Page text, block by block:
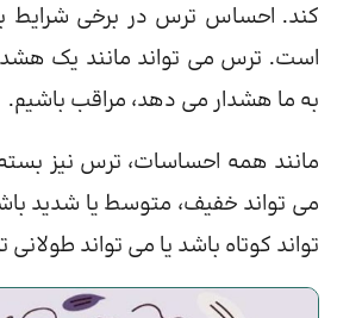
کند. احساس ترس در برخی شرایط
است. ترس می تواند مانند یک
به ما هشدار می دهد، مراقب باشیم.
مانند همه احساسات، ترس نیز
می تواند خفیف، متوسط یا شدید
تواند کوتاه باشد یا می تواند طولانی